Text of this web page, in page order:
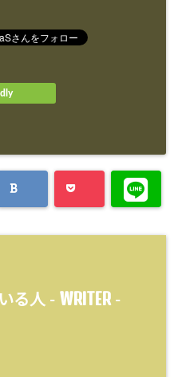
る人 - WRITER-